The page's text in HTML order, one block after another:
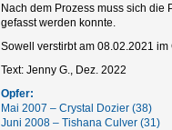
Nach dem Prozess muss sich
gefasst werden konnte.
Sowell verstirbt am 08.02.2021 im
Text: Jenny G., Dez. 2022
Opfer:
Mai 2007 – Crystal Dozier (38)
Juni 2008 – Tishana Culver (31)